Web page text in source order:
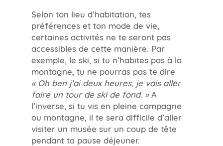
Selon ton lieu d’habitation, tes
préférences et ton mode de vie,
certaines activités ne te seront pas
accessibles de cette manière. Par
exemple, le ski, si tu n’habites pas à la
montagne, tu ne pourras pas te dire
« Oh ben j’ai deux heures, je vais aller
faire un tour de ski de fond. »A
l’inverse, si tu vis en pleine campagne
ou montagne, il te sera difficile d’aller
visiter un musée sur un coup de tête
pendant ta pause déjeuner.